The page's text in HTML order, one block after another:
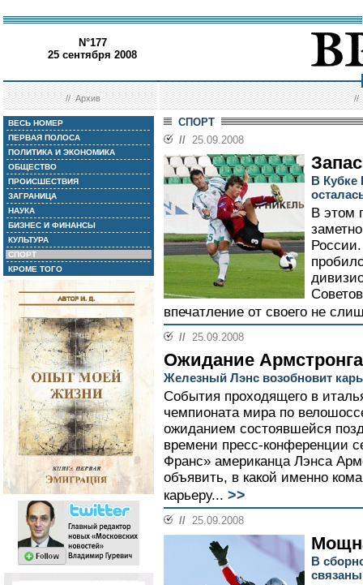
N°177
25 сентября 2008
//Архив //
ВЕСЬ НОМЕР
ПЕРВАЯ ПОЛОСА
ПОЛИТИКА И ЭКОНОМИКА
ОБЩЕСТВО
ПРОИСШЕСТВИЯ
ЗАГРАНИЦА
НАУКА
БИЗНЕС И ФИНАНСЫ
КУЛЬТУРА
СПОРТ
КРОМЕ ТОГО
СПОРТ
// 25.09.2008
В Кубке
В этом
впечатление от своего не
// 25.09.2008
Ожидание Армстронга
Железный Лэнс возобновит
События проходящего в
чемпионата мира по
ожиданием состоявшейся
времени пресс-конференции
Франс» американца Лэнса
объявить, в какой именно
карьеру... >>
// 25.09.2008
В